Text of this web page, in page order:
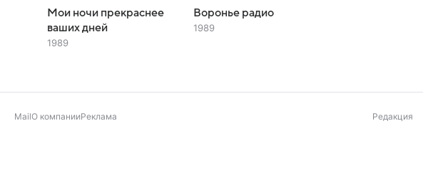
Мои ночи прекраснее
ваших дней
1989
Воронье радио
1989
MailО компанииРеклама Редакция